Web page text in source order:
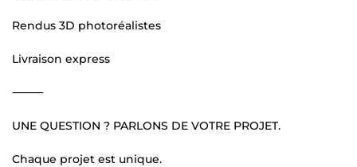
Rendus 3D photoréalistes
Livraison express
⸻
UNE QUESTION ? PARLONS DE VOTRE PROJET.
Chaque projet est unique.